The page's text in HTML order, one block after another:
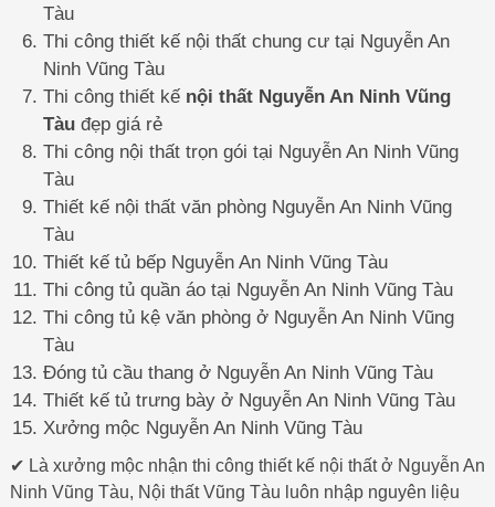
Tàu
Thi công thiết kế nội thất chung cư tại Nguyễn An
Ninh Vũng Tàu
Thi công thiết kế nội thất Nguyễn An Ninh Vũng
Tàuđẹp giá rẻ
Thi công nội thất trọn gói tại Nguyễn An Ninh Vũng
Tàu
Thiết kế nội thất văn phòng Nguyễn An Ninh Vũng
Tàu
Thiết kế tủ bếp Nguyễn An Ninh Vũng Tàu
Thi công tủ quần áo tại Nguyễn An Ninh Vũng Tàu
Thi công tủ kệ văn phòng ở Nguyễn An Ninh Vũng
Tàu
Đóng tủ cầu thang ở Nguyễn An Ninh Vũng Tàu
Thiết kế tủ trưng bày ở Nguyễn An Ninh Vũng Tàu
Xưởng mộc Nguyễn An Ninh Vũng Tàu
✔ Là xưởng mộc nhận thi công thiết kế nội thất ở Nguyễn An
Ninh Vũng Tàu, Nội thất Vũng Tàu luôn nhập nguyên liệu